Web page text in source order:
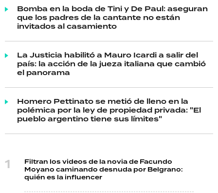
Bomba en la boda de Tini y De Paul: aseguran
que los padres de la cantante no están
invitados al casamiento
La Justicia habilitó a Mauro Icardi a salir del
país: la acción de la jueza italiana que cambió
el panorama
Homero Pettinato se metió de lleno en la
polémica por la ley de propiedad privada: "El
pueblo argentino tiene sus límites"
Filtran los videos de la novia de Facundo
Moyano caminando desnuda por Belgrano:
quién es la influencer